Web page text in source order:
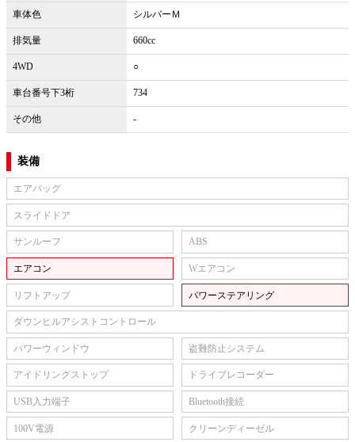
車体色 シルバーＭ
排気量 660cc
4WD ○
車台番号下3桁 734
その他 -
装備
エアバッグ
スライドドア
サンルーフ ABS
エアコン Wエアコン
リフトアップ パワーステアリング
ダウンヒルアシストコントロール
パワーウィンドウ 盗難防止システム
アイドリングストップ ドライブレコーダー
USB入力端子 Bluetooth接続
100V電源 クリーンディーゼル